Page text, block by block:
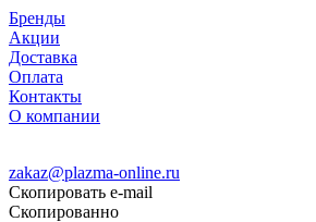
Бренды
Акции
Доставка
Оплата
Контакты
О компании
zakaz@plazma-online.ru
Скопировать e-mail
Cкопированно